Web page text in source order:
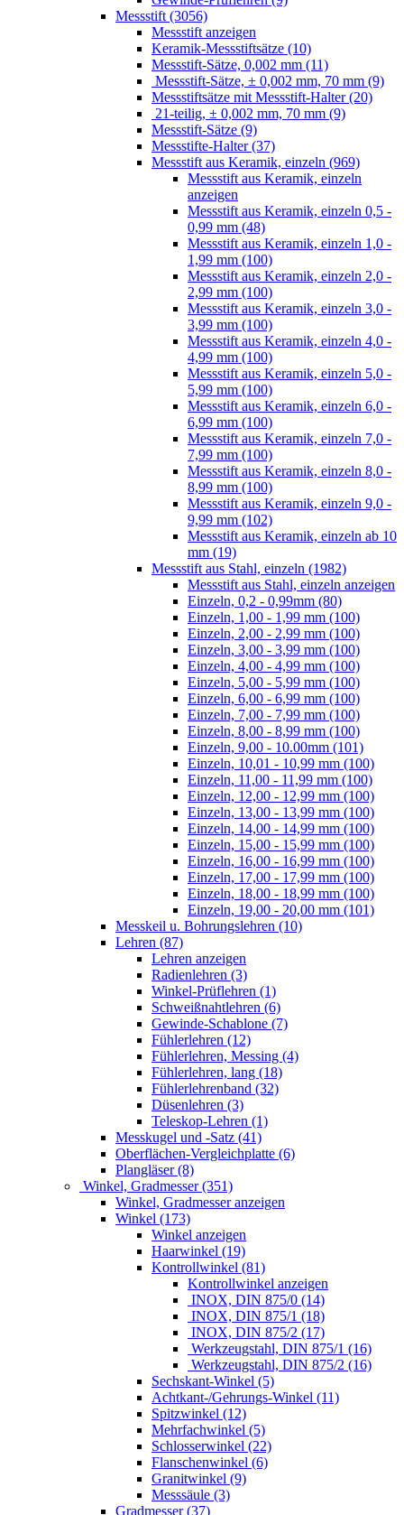
Messstift (3056)
Messstift anzeigen
Keramik-Messstiftsätze (10)
Messstift-Sätze, 0,002 mm (11)
Messstift-Sätze, ± 0,002 mm, 70 mm (9)
Messstiftsätze mit Messstift-Halter (20)
21-teilig, ± 0,002 mm, 70 mm (9)
Messstift-Sätze (9)
Messstifte-Halter (37)
Messstift aus Keramik, einzeln (969)
Messstift aus Keramik, einzeln
anzeigen
Messstift aus Keramik, einzeln 0,5 -
0,99 mm (48)
Messstift aus Keramik, einzeln 1,0 -
1,99 mm (100)
Messstift aus Keramik, einzeln 2,0 -
2,99 mm (100)
Messstift aus Keramik, einzeln 3,0 -
3,99 mm (100)
Messstift aus Keramik, einzeln 4,0 -
4,99 mm (100)
Messstift aus Keramik, einzeln 5,0 -
5,99 mm (100)
Messstift aus Keramik, einzeln 6,0 -
6,99 mm (100)
Messstift aus Keramik, einzeln 7,0 -
7,99 mm (100)
Messstift aus Keramik, einzeln 8,0 -
8,99 mm (100)
Messstift aus Keramik, einzeln 9,0 -
9,99 mm (102)
Messstift aus Keramik, einzeln ab 10
mm (19)
Messstift aus Stahl, einzeln (1982)
Messstift aus Stahl, einzeln anzeigen
Einzeln, 0,2 - 0,99mm (80)
Einzeln, 1,00 - 1,99 mm (100)
Einzeln, 2,00 - 2,99 mm (100)
Einzeln, 3,00 - 3,99 mm (100)
Einzeln, 4,00 - 4,99 mm (100)
Einzeln, 5,00 - 5,99 mm (100)
Einzeln, 6,00 - 6,99 mm (100)
Einzeln, 7,00 - 7,99 mm (100)
Einzeln, 8,00 - 8,99 mm (100)
Einzeln, 9,00 - 10.00mm (101)
Einzeln, 10,01 - 10,99 mm (100)
Einzeln, 11,00 - 11,99 mm (100)
Einzeln, 12,00 - 12,99 mm (100)
Einzeln, 13,00 - 13,99 mm (100)
Einzeln, 14,00 - 14,99 mm (100)
Einzeln, 15,00 - 15,99 mm (100)
Einzeln, 16,00 - 16,99 mm (100)
Einzeln, 17,00 - 17,99 mm (100)
Einzeln, 18,00 - 18,99 mm (100)
Einzeln, 19,00 - 20,00 mm (101)
Messkeil u. Bohrungslehren (10)
Lehren (87)
Lehren anzeigen
Radienlehren (3)
Winkel-Prüflehren (1)
Schweißnahtlehren (6)
Gewinde-Schablone (7)
Fühlerlehren (12)
Fühlerlehren, Messing (4)
Fühlerlehren, lang (18)
Fühlerlehrenband (32)
Düsenlehren (3)
Teleskop-Lehren (1)
Messkugel und -Satz (41)
Oberflächen-Vergleichplatte (6)
Plangläser (8)
Winkel, Gradmesser (351)
Winkel, Gradmesser anzeigen
Winkel (173)
Winkel anzeigen
Haarwinkel (19)
Kontrollwinkel (81)
Kontrollwinkel anzeigen
INOX, DIN 875/0 (14)
INOX, DIN 875/1 (18)
INOX, DIN 875/2 (17)
Werkzeugstahl, DIN 875/1 (16)
Werkzeugstahl, DIN 875/2 (16)
Sechskant-Winkel (5)
Achtkant-/Gehrungs-Winkel (11)
Spitzwinkel (12)
Mehrfachwinkel (5)
Schlosserwinkel (22)
Flanschenwinkel (6)
Granitwinkel (9)
Messsäule (3)
Gradmesser (37)